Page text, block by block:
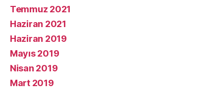
Temmuz 2021
Haziran 2021
Haziran 2019
Mayıs 2019
Nisan 2019
Mart 2019